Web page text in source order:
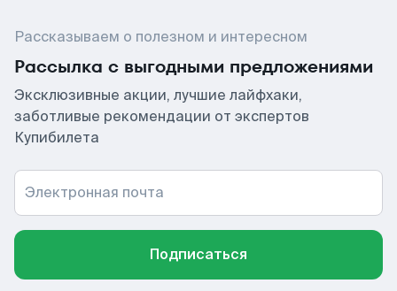
Рассказываем о полезном и интересном
Рассылка с выгодными предложениями
Эксклюзивные акции, лучшие лайфхаки,
заботливые рекомендации от экспертов
Купибилета
Электронная почта
Подписаться